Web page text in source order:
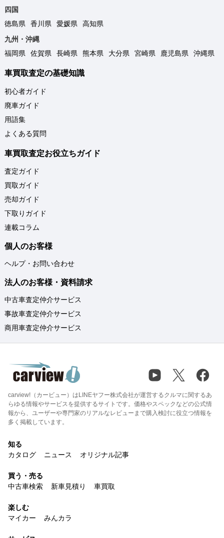
四国
徳島県
香川県 愛媛県
高知県
九州・沖縄
福岡県
佐賀県 長崎県 熊本県 大分県 宮崎県 鹿児島県 沖縄県
車買取査定の基礎知識
初心者ガイド
廃車ガイド
用語集
よくある質問
車買取査定お役立ちガイド
査定ガイド
買取ガイド
売却ガイド
下取りガイド
連載コラム
個人のお客様
ヘルプ・お問い合わせ
法人のお客様・資料請求
中古車査定仲介サービス
事故車査定仲介サービス
商用車査定仲介サービス
carview!（カービュー）はLINEヤフー株式会社が運営するクルマに関するあ
らゆる情報やサービスを提供するサイトです。価格やスペックなどの公式情
報から、ユーザーや専門家のリアルなレビューまで購入検討に役立つ情報を
多く掲載しています。
知る
カタログ
ニュース オリジナル記事
買う・売る
中古車検索
新車見積り 車買取
楽しむ
マイカー
みんカラ